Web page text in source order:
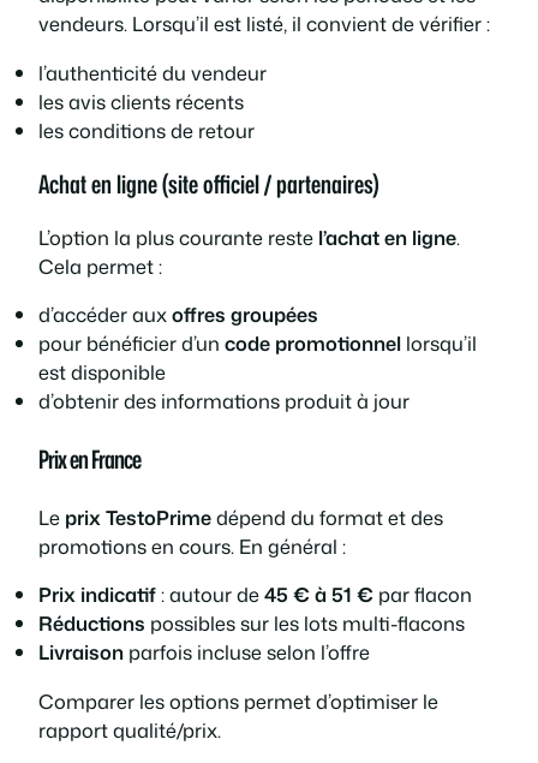
vendeurs. Lorsqu’il est listé, il convient de vérifier :
l’authenticité du vendeur
les avis clients récents
les conditions de retour
Achat en ligne (site officiel / partenaires)
L’option la plus courante reste l’achat en ligne.
Cela permet :
d’accéder auxoffres groupées
pour bénéficier d’un code promotionnel lorsqu’il
est disponible
d’obtenir des informations produit à jour
Prix en France
Le prix TestoPrimedépend du format et des
promotions en cours. En général :
Prix indicatif: autour de45 € à 51 € par flacon
Réductions possibles sur les lots multi-flacons
Livraison parfois incluse selon l’offre
Comparer les options permet d’optimiser le
rapport qualité/prix.